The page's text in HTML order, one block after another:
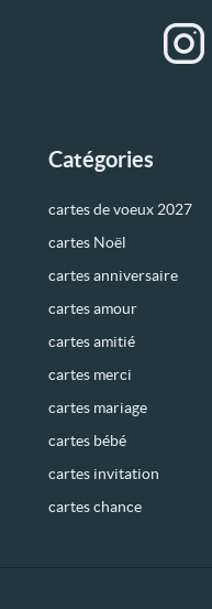
Catégories
cartes de voeux 2027
cartes Noël
cartes anniversaire
cartes amour
cartes amitié
cartes merci
cartes mariage
cartes bébé
cartes invitation
cartes chance